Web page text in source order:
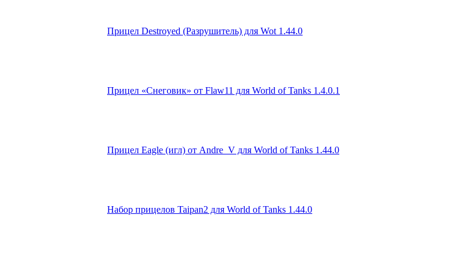
Прицел Destroyed (Разрушитель) для Wot 1.44.0
Прицел «Снеговик» от Flaw11 для World of Tanks 1.4.0.1
Прицел Eagle (игл) от Andre_V для World of Tanks 1.44.0
Набор прицелов Taipan2 для World of Tanks 1.44.0